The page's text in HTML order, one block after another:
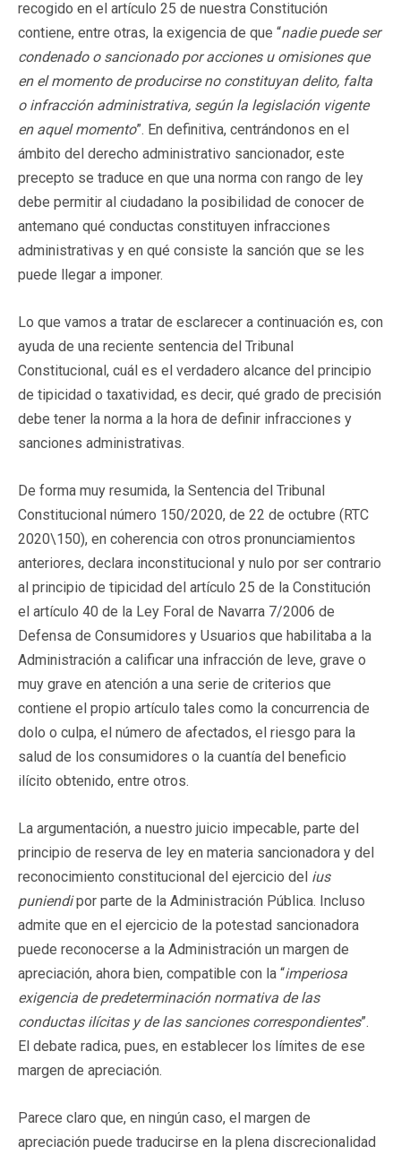
recogido en el artículo 25 de nuestra Constitución
contiene, entre otras, la exigencia de que “nadie puede ser
condenado o sancionado por acciones u omisiones que
en el momento de producirse no constituyan delito, falta
o infracción administrativa, según la legislación vigente
en aquel momento”. En definitiva, centrándonos en el
ámbito del derecho administrativo sancionador, este
precepto se traduce en que una norma con rango de ley
debe permitir al ciudadano la posibilidad de conocer de
antemano qué conductas constituyen infracciones
administrativas y en qué consiste la sanción que se les
puede llegar a imponer.
Lo que vamos a tratar de esclarecer a continuación es, con
ayuda de una reciente sentencia del Tribunal
Constitucional, cuál es el verdadero alcance del principio
de tipicidad o taxatividad, es decir, qué grado de precisión
debe tener la norma a la hora de definir infracciones y
sanciones administrativas.
De forma muy resumida, la Sentencia del Tribunal
Constitucional número 150/2020, de 22 de octubre (RTC
2020\150), en coherencia con otros pronunciamientos
anteriores, declara inconstitucional y nulo por ser contrario
al principio de tipicidad del artículo 25 de la Constitución
el artículo 40 de la Ley Foral de Navarra 7/2006 de
Defensa de Consumidores y Usuarios que habilitaba a la
Administración a calificar una infracción de leve, grave o
muy grave en atención a una serie de criterios que
contiene el propio artículo tales como la concurrencia de
dolo o culpa, el número de afectados, el riesgo para la
salud de los consumidores o la cuantía del beneficio
ilícito obtenido, entre otros.
La argumentación, a nuestro juicio impecable, parte del
principio de reserva de ley en materia sancionadora y del
reconocimiento constitucional del ejercicio del ius
puniendipor parte de la Administración Pública. Incluso
admite que en el ejercicio de la potestad sancionadora
puede reconocerse a la Administración un margen de
apreciación, ahora bien, compatible con la “imperiosa
exigencia de predeterminación normativa de las
conductas ilícitas y de las sanciones correspondientes”.
El debate radica, pues, en establecer los límites de ese
margen de apreciación.
Parece claro que, en ningún caso, el margen de
apreciación puede traducirse en la plena discrecionalidad